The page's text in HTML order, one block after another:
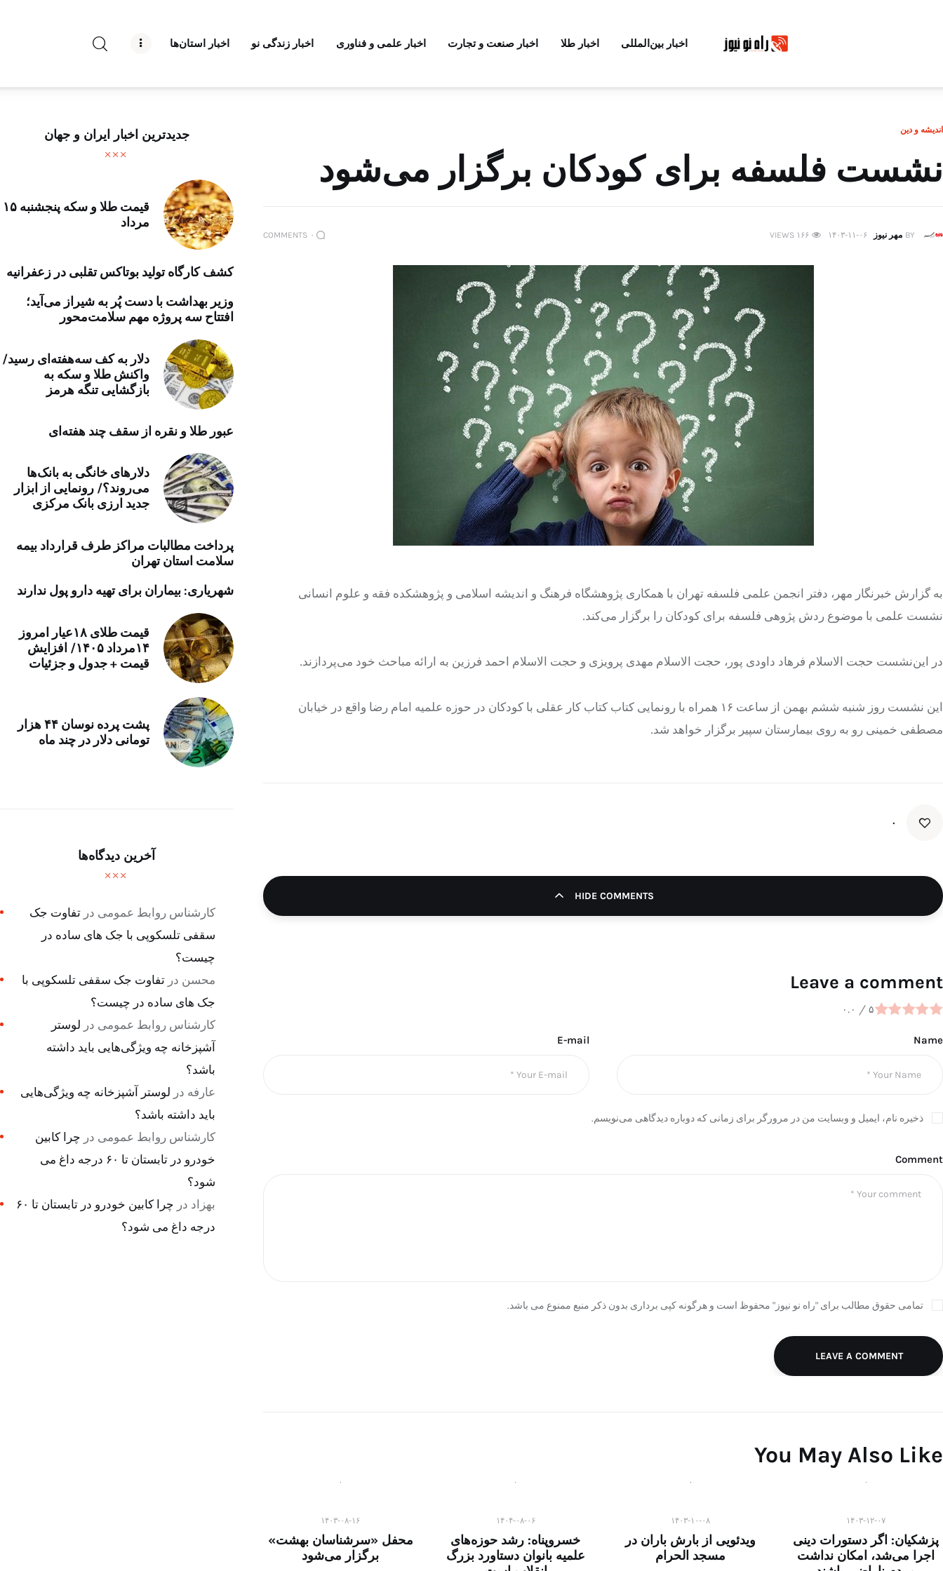
اخبار بین‌المللی اخبار طلا اخبار صنعت و تجارت اخبار علمی و فناوری اخبار زندگی نو اخبار استان‌ها
درباره راه‌ نو نیوز
پایگاه خبری آبان
خرید موتور ایمپلنت
اندیشه و دین
نشست فلسفه برای کودکان برگزار می‌شود
BY مهر نیوز ۱۴۰۳-۱۱-۰۶ ۱۶۶ VIEWS ۰ COMMENTS
به گزارش خبرنگار مهر، دفتر انجمن علمی فلسفه تهران با همکاری پژوهشگاه فرهنگ و اندیشه اسلامی و پژوهشکده فقه و علوم انسانی
نشست علمی با موضوع ردش پژوهی فلسفه برای کودکان را برگزار می‌کند.
در این‌نشست حجت الاسلام فرهاد داودی پور، حجت الاسلام مهدی پرویزی و حجت الاسلام احمد فرزین به ارائه مباحث خود می‌پردازند.
این نشست روز شنبه ششم بهمن از ساعت ۱۶ همراه با رونمایی کتاب کتاب کار عقلی با کودکان در حوزه علمیه امام رضا واقع در خیابان
مصطفی خمینی رو به روی بیمارستان سپیر برگزار خواهد شد.
۰
HIDE COMMENTS
Leave a comment
۰.۰ / ۵
Name
E-mail
ذخیره نام، ایمیل و وبسایت من در مرورگر برای زمانی که دوباره دیدگاهی می‌نویسم.
Comment
تمامی حقوق مطالب برای "راه نو نیوز" محفوظ است و هرگونه کپی برداری بدون ذکر منبع ممنوع می باشد.
LEAVE A COMMENT
You May Also Like
۱۴۰۳-۱۲-۰۷
پزشکیان: اگر دستورات دینی
اجرا می‌شد، امکان نداشت
۱۴۰۳-۱۰-۰۸
ویدئویی از بارش باران در
مسجد الحرام
۱۴۰۴-۰۸-۰۶
خسروپناه: رشد حوزه‌های
علمیه بانوان دستاورد بزرگ
۱۴۰۳-۰۸-۱۶
محفل «سرشناسان بهشت»
برگزار می‌شود
جدیدترین اخبار ایران و جهان
قیمت طلا و سکه پنجشنبه ۱۵
مرداد
کشف کارگاه تولید بوتاکس تقلبی در زعفرانیه
وزیر بهداشت با دست پُر به شیراز می‌آید؛
افتتاح سه پروژه مهم سلامت‌محور
دلار به کف سه‌هفته‌ای رسید/
واکنش طلا و سکه به
بازگشایی تنگه هرمز
عبور طلا و نقره از سقف چند هفته‌ای
دلارهای خانگی به بانک‌ها
می‌روند؟/ رونمایی از ابزار
جدید ارزی بانک مرکزی
پرداخت مطالبات مراکز طرف قرارداد بیمه
سلامت استان تهران
شهریاری: بیماران برای تهیه دارو پول ندارند
قیمت طلای ۱۸عیار امروز
۱۴مرداد ۱۴۰۵/ افزایش
قیمت + جدول و جزئیات
پشت پرده نوسان ۴۴ هزار
تومانی دلار در چند ماه
آخرین دیدگاه‌ها
کارشناس روابط عمومی در تفاوت جک
سقفی تلسکوپی با جک های ساده در
چیست؟
محسن در تفاوت جک سقفی تلسکوپی با
جک های ساده در چیست؟
کارشناس روابط عمومی در لوستر
آشپزخانه چه ویژگی‌هایی باید داشته
باشد؟
عارفه در لوستر آشپزخانه چه ویژگی‌هایی
باید داشته باشد؟
کارشناس روابط عمومی در چرا کابین
خودرو در تابستان تا ۶۰ درجه داغ می
شود؟
بهزاد در
چرا کابین خودرو در تابستان تا ۶۰
درجه داغ می شود؟